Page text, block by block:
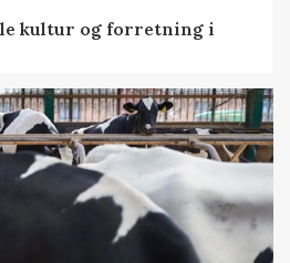
kultur og forretning i